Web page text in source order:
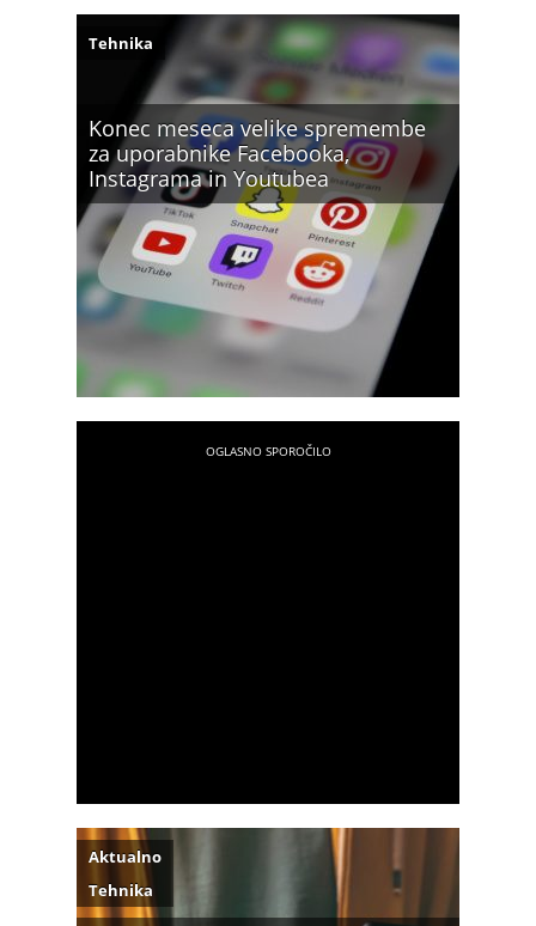
Konec meseca velike spremembe
za uporabnike Facebooka,
Instagrama in Youtubea
Tehnika
Aktualno
Tehnika